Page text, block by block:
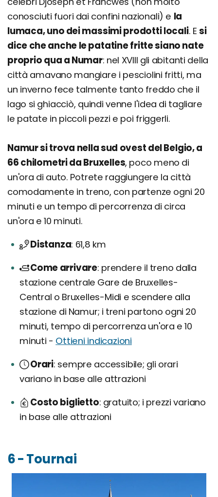
conosciuti fuori dai confini nazionali) e la
lumaca, uno dei massimi prodotti locali. E si
dice che anche le patatine fritte siano nate
proprio qua a Numar: nel XVIII gli abitanti della
città amavano mangiare i pesciolini fritti, ma
un inverno fece talmente tanto freddo che il
lago si ghiacciò, quindi venne l'idea di tagliare
le patate in piccoli pezzi e poi friggerli.
Namur si trova nella sud ovest del Belgio, a
66 chilometri da Bruxelles, poco meno di
un'ora di auto. Potrete raggiungere la città
comodamente in treno, con partenze ogni 20
minuti e un tempo di percorrenza di circa
un'ora e 10 minuti.
Distanza 61,8 km
Come arrivare prendere il treno dalla
stazione centrale Gare de Bruxelles-
Central o Bruxelles-Midi e scendere alla
stazione di Namur; i treni partono ogni 20
minuti, tempo di percorrenza un'ora e 10
minuti - Ottieni indicazioni
Orari sempre accessibile; gli orari
variano in base alle attrazioni
Costo biglietto gratuito; i prezzi variano
in base alle attrazioni
6 - Tournai